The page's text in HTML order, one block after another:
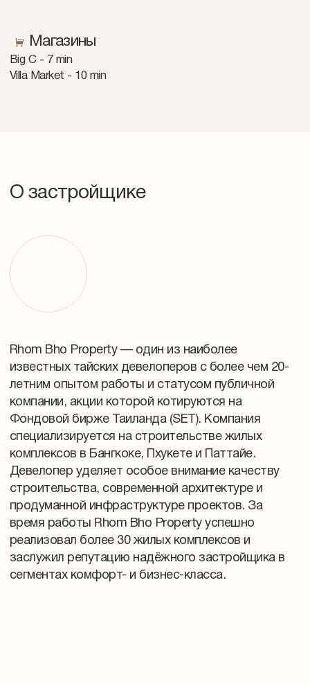
Магазины
Big C - 7 min
Villa Market - 10 min
О застройщике
Rhom Bho Property — один из наиболее
известных тайских девелоперов с более чем 20-
летним опытом работы и статусом публичной
компании, акции которой котируются на
Фондовой бирже Таиланда (SET). Компания
специализируется на строительстве жилых
комплексов в Бангкоке, Пхукете и Паттайе.
Девелопер уделяет особое внимание качеству
строительства, современной архитектуре и
продуманной инфраструктуре проектов. За
время работы Rhom Bho Property успешно
реализовал более 30 жилых комплексов и
заслужил репутацию надёжного застройщика в
сегментах комфорт- и бизнес-класса.